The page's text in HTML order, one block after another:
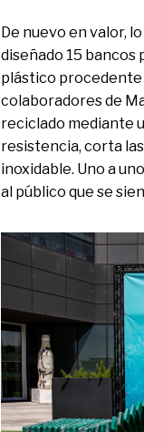
De nuevo en valor,
diseñado 15 bancos
plástico procedente
colaboradores de
reciclado mediante
resistencia, corta
inoxidable. Uno a
al público que se